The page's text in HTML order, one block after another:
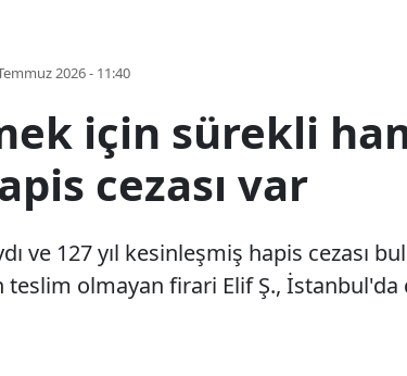
2026 - 11:40
için sürekli
cezası var
ve 127 yıl kesinleşmiş hapis
olmayan firari Elif Ş., İstanbul'da